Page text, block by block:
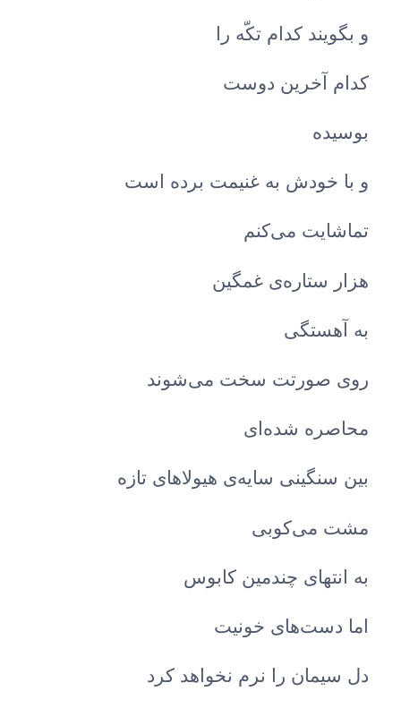
و بگویند کدام تکّه را
کدام آخرین دوست
بوسیده
و با خودش به غنیمت برده است
تماشایت می‌کنم
هزار ستاره‌ی غمگین
به آهستگی
روی صورتت سخت می‌شوند
محاصره شده‌ای
بین سنگینی سایه‌ی هیولاهای تازه‌
مشت می‌کوبی
به انتهای چندمین کابوس
اما دست‌های خونیت
دل سیمان را نرم نخواهد کرد